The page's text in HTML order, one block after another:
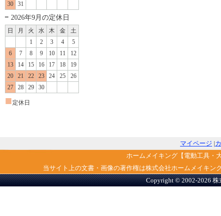
30
31
2026年9月の定休日
日 月 火 水 木 金
土
1
2 3 4
5
6
7 8 9 10 11
12
13
14 15 16 17 18
19
20
21 22 23 24 25
26
27
28 29 30
■ 定休日
マイページ |
ホームメイキング【電動工具・
当サイト上の文書・画像の著作権は株式会社ホームメイキ
Copyright © 2002-2026